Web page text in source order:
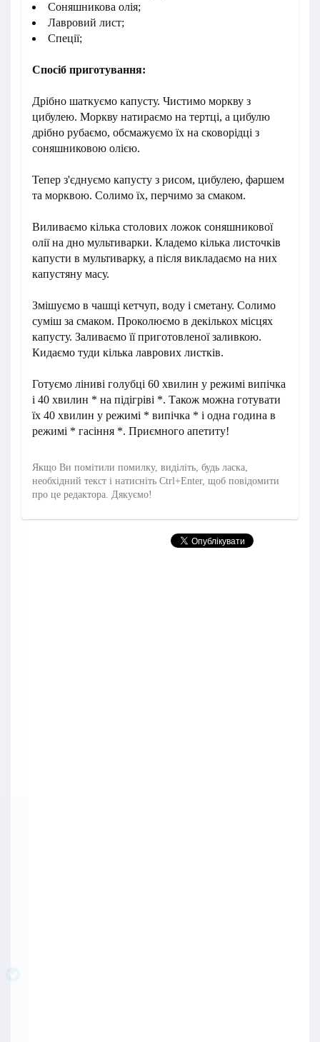
Соняшникова олія;
Лавровий лист;
Спеції;
Спосіб приготування:
Дрібно шаткуємо капусту. Чистимо моркву з
цибулею. Моркву натираємо на тертці, а цибулю
дрібно рубаємо, обсмажуємо їх на сковорідці з
соняшниковою олією.
Тепер з'єднуємо капусту з рисом, цибулею, фаршем
та морквою. Солимо їх, перчимо за смаком.
Виливаємо кілька столових ложок соняшникової
олії на дно мультиварки. Кладемо кілька листочків
капусти в мультиварку, а після викладаємо на них
капустяну масу.
Змішуємо в чашці кетчуп, воду і сметану. Солимо
суміш за смаком. Проколюємо в декількох місцях
капусту. Заливаємо її приготовленої заливкою.
Кидаємо туди кілька лаврових листків.
Готуємо ліниві голубці 60 хвилин у режимі випічка
і 40 хвилин * на підігріві *. Також можна готувати
їх 40 хвилин у режимі * випічка * і одна година в
режимі * гасіння *. Приємного апетиту!
Якщо Ви помітили помилку, виділіть, будь ласка,
необхідний текст і натисніть Ctrl+Enter, щоб повідомити
про це редактора. Дякуємо!